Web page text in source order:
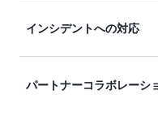
AWS Wickr のエンド
プに関する安全な議
インシデントへの対応
エンドツーエンドの
パートナーコラボレーシ